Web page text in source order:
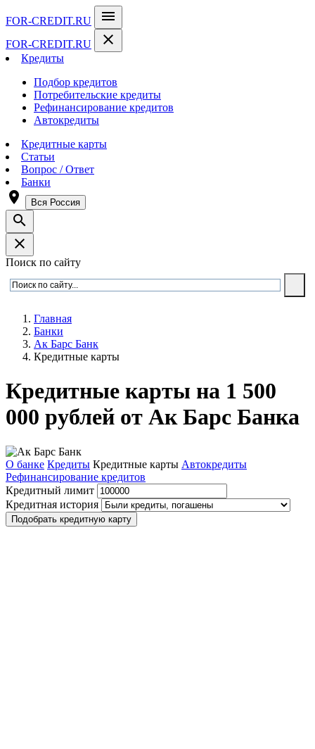
FOR-CREDIT.RU menu
FOR-CREDIT.RU close
Кредиты
Подбор кредитов
Потребительские кредиты
Рефинансирование кредитов
Автокредиты
Кредитные карты
Статьи
Вопрос / Ответ
Банки
room Вся Россия
search
close
Поиск по сайту
Главная
Банки
Ак Барс Банк
Кредитные карты
Кредитные карты на 1 500
000 рублей от Ак Барс Банка
О банке Кредиты Кредитные карты Автокредиты
Рефинансирование кредитов
Кредитный лимит
Кредитная история
Подобрать кредитную карту